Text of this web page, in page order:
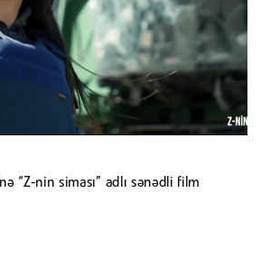
“Z-nin siması” adlı sənədli film